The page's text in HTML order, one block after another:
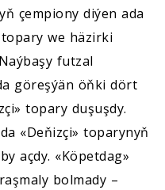
çempiony diýen ada
we häzirki
futzal
göreşýän öňki dört
topary duşuşdy.
«Deňizçi» toparynyň
açdy. «Köpetdag»
bolmady –